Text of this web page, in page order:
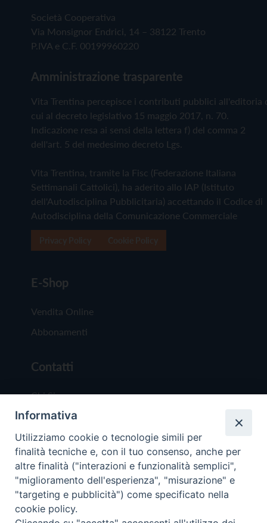
Società Cooperativa
Via Monsignor Endrici, 14 – 38122 Trento
P.IVA e C.F. 00199960220
Amministrazione trasparente
Vita Trentina percepisce i contributi pubblici all'editoria
cui al decreto legislativo 15 maggio 2017, n. 70.
Indicazione resa ai sensi della lettera f) del comma 2
dell'art. 5 del medesimo decreto Lgs.
Vita Trentina, tramite la Fisc (Federazione Italiana
Settimanali Cattolici), ha aderito allo IAP (Istituto
dell'Autodisciplina Pubblicitaria) accettando il Codice di
Autodisciplina della Comunicazione Commerciale
E-Shop
Vendita Online
Abbonamenti
Contatti
Chi Siamo
Redazione
Scrivici
Copyright © 2019 - Tutti i diritti riservati - Vita
Informativa
Utilizziamo cookie o tecnologie simili per
finalità tecniche e, con il tuo consenso, anche per
altre finalità ("interazioni e funzionalità semplici",
"miglioramento dell'esperienza", "misurazione" e
"targeting e pubblicità") come specificato nella
cookie policy.